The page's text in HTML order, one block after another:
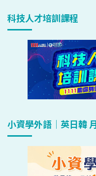
科技人才培訓課程
小資學外語｜英日韓